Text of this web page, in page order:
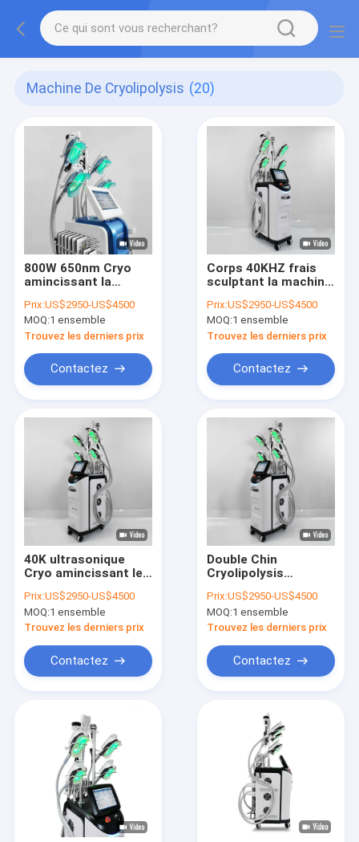
Machine De Cryolipolysis (20)
800W 650nm Cryo
amincissant la
de machine pour le
salon de beauté
Prix:US$2950-US$4500
MOQ:1 ensemble
Trouvez les derniers prix
Contactez
Corps 40KHZ frais
sculptant la machine
congélation
Prix:US$2950-US$4500
MOQ:1 ensemble
Trouvez les derniers prix
Contactez
40K ultrasonique
Cryo amincissant le
cavitation de
machine
Prix:US$2950-US$4500
MOQ:1 ensemble
Trouvez les derniers prix
Contactez
Double Chin
Cryolipolysis
110V 220V
Prix:US$2950-US$4500
MOQ:1 ensemble
Trouvez les derniers prix
Contactez